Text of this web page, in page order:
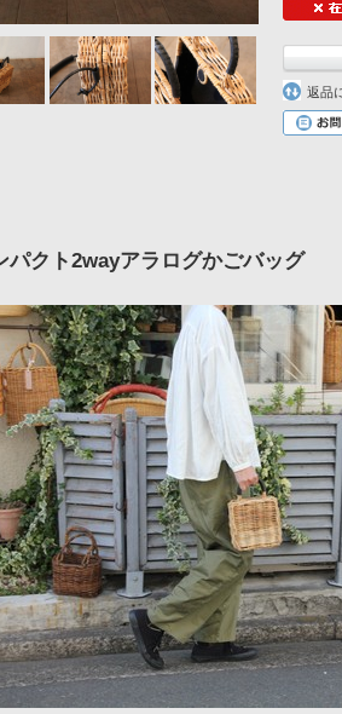
返品
パクト2wayアラログかごバッグ